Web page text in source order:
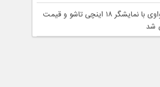
لپ تاپ تاشو هواوی با نمایشگر ۱۸ اینچی تاشو و قیمت